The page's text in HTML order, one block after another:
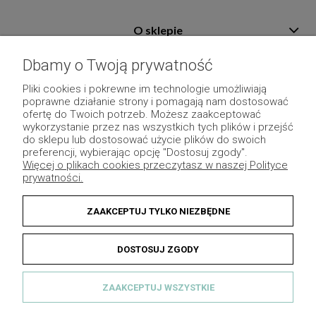
O sklepie
Płatność i dostawa
Moje konto
Pozostałe
Dbamy o Twoją prywatność
Pliki cookies i pokrewne im technologie umożliwiają
poprawne działanie strony i pomagają nam dostosować
ofertę do Twoich potrzeb. Możesz zaakceptować
wykorzystanie przez nas wszystkich tych plików i przejść
do sklepu lub dostosować użycie plików do swoich
preferencji, wybierając opcję "Dostosuj zgody".
Więcej o plikach cookies przeczytasz w naszej Polityce
prywatności.
ZAAKCEPTUJ TYLKO NIEZBĘDNE
DOSTOSUJ ZGODY
ZAAKCEPTUJ WSZYSTKIE